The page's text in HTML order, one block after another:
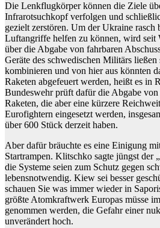
Die Lenkflugkörper können die Ziele
Infrarotsuchkopf verfolgen und
gezielt zerstören. Um der Ukraine rasch
Luftangriffe helfen zu können, wird seit
über die Abgabe von fahrbaren
Geräte des schwedischen Militärs
kombinieren und von hier aus könnten
Raketen abgefeuert werden, heißt es in
Bundeswehr prüft dafür die Abgabe
Raketen, die aber eine kürzere
Eurofightern eingesetzt werden,
über 600 Stück derzeit haben.
Aber dafür bräuchte es eine Einigung
Startrampen. Klitschko sagte jüngst der
die Systeme seien zum Schutz gegen
lebensnotwendig. Kiew sei besser
schauen Sie was immer wieder in
größte Atomkraftwerk Europas müsse
genommen werden, die Gefahr einer
unverändert hoch.